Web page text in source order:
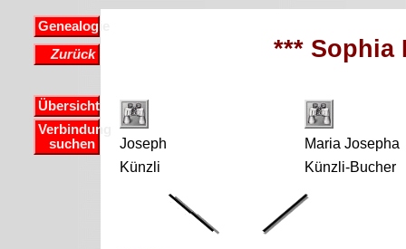
Genealogie
Zurück
Übersicht
Verbindung
suchen
*** Sophia
Joseph
Künzli
Maria Josepha
Künzli-Bucher